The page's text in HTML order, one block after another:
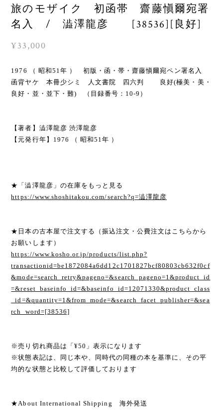
旅のモザイク 初函帯 齋藤愼爾宛署
名入 / 澁澤龍彦 [38536][良好]
¥33,000
1976 （ 昭和51年 ） 初版・函・帯・齋藤愼爾宛ペン署名入
函背ヤケ 本冊少シミ 人文書院 四六判 良好(極美・美・
良好・並・並下・難) （目録番号：10-9）
【著者】澁澤龍彦 渋澤龍彦
【元発行年】1976 （ 昭和51年 ）
★「澁澤龍彦」の在庫をもっと見る
https://www.shoshitakou.com/search?q=澁澤龍彦
★日本の古本屋で注文する（振込注文・公費注文はこちらから
お願いします）
https://www.kosho.or.jp/products/list.php?
transactionid=be1872084a6dd12c1701827bcf80803cb632f0cf
&mode=search_retry&pageno=&search_pageno=1&product_id
=&reset_baseinfo_id=&baseinfo_id=12071330&product_class
_id=&quantity=1&from_mode=&search_facet_publisher=&sea
rch_word=[38536]
※売り切れ商品は「¥50」表示になります
※状態表記は、同じ本や、同時代の同種の本を基準に、その平
均的な状態と比較して評価しております
★About International Shipping 海外発送